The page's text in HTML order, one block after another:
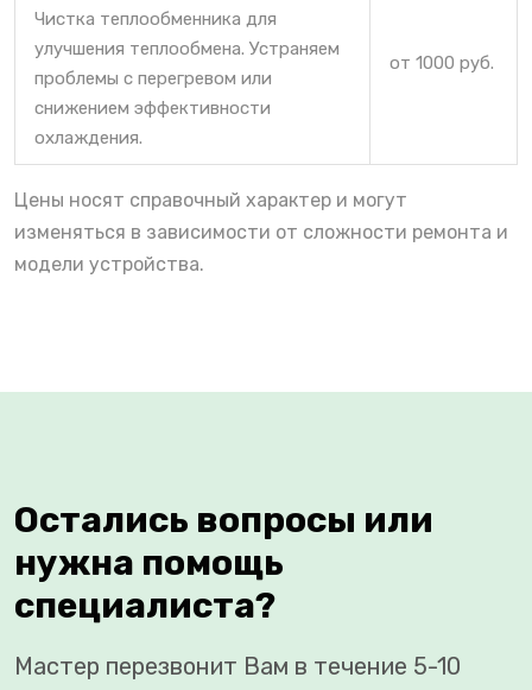
Чистка теплообменника для
улучшения теплообмена. Устраняем
проблемы с перегревом или
снижением эффективности
охлаждения.
от 1000 руб.
Цены носят справочный характер и могут
изменяться в зависимости от сложности ремонта и
модели устройства.
Остались вопросы или
нужна помощь
специалиста?
Мастер перезвонит Вам в течение 5-10